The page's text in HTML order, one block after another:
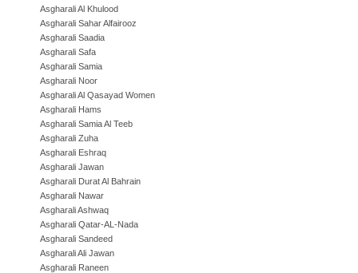
Asgharali Al Khulood
Asgharali Sahar Alfairooz
Asgharali Saadia
Asgharali Safa
Asgharali Samia
Asgharali Noor
Asgharali Al Qasayad Women
Asgharali Hams
Asgharali Samia Al Teeb
Asgharali Zuha
Asgharali Eshraq
Asgharali Jawan
Asgharali Durat Al Bahrain
Asgharali Nawar
Asgharali Ashwaq
Asgharali Qatar-AL-Nada
Asgharali Sandeed
Asgharali Ali Jawan
Asgharali Raneen